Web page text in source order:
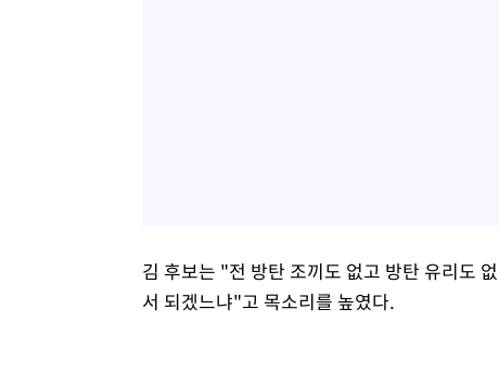
김 후보는 "전 방탄 조끼도 없고 방탄 유리도
서 되겠느냐"고 목소리를 높였다.